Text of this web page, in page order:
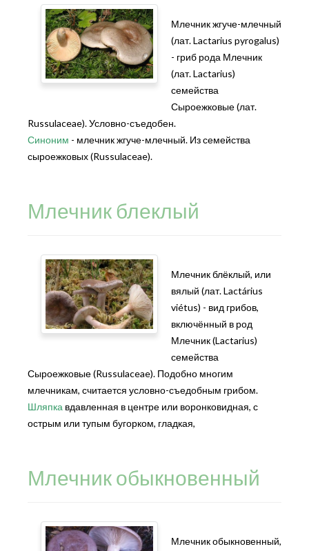
Млечник жгуче-млечный
(лат. Lactarius pyrogalus)
- гриб рода Млечник
(лат. Lactarius)
семейства
Сыроежковые (лат.
Russulaceae). Условно-съедобен.
Синоним - млечник жгуче-млечный. Из семейства
сыроежковых (Russulaceae).
Млечник блеклый
Млечник блёклый, или
вялый (лат. Lactárius
viétus) - вид грибов,
включённый в род
Млечник (Lactarius)
семейства
Сыроежковые (Russulaceae). Подобно многим
млечникам, считается условно-съедобным грибом.
Шляпка вдавленная в центре или воронковидная, с
острым или тупым бугорком, гладкая,
Млечник обыкновенный
Млечник обыкновенный,